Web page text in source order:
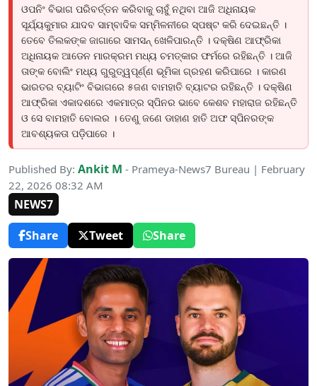
ଓପନିଂ ବିଭାଗ ପରିବର୍ତ୍ତନ କରିବାକୁ ଚାହୁଁ ନଥିବା ଆଜି ଅଧିନାୟକ
ସୂର୍ଯ୍ୟକୁମାର ଯାଦବ ସାମ୍ବାଦିକ ସମ୍ମିଳନୀରେ ସ୍ପଷ୍ଟ କରି ଦେଇଛନ୍ତି ।
ତେବେ ତିଲକଙ୍କ ଜାଗାରେ ସାମସନ୍ ଖେଳିପାରନ୍ତି । ଦକ୍ଷିଣ ଆଫ୍ରିକା
ଅଧିନାୟକ ଆଡେନ ମାରକ୍ରମ ମଧ୍ୟ ଚମତ୍କାର ଫର୍ମରେ ରହିଛନ୍ତି । ଆଜି
ତାଙ୍କ ବୋଲିଂ ମଧ୍ୟ ଗୁରୁତ୍ୱପୂର୍ଣ୍ଣ ଭୂମିକା ଗ୍ରହଣ କରିପାରେ । କାରଣ
ଭାରତର ବ୍ୟାଟିଂ ବିଭାଗରେ ୫ଜଣ ବାମହାତି ବ୍ୟାଟର ରହିଛନ୍ତି । ଦକ୍ଷିଣ
ଆଫ୍ରିକା ଏକାଦଶରେ ଏକମାତ୍ର ସ୍ପିନର ଭାବେ କେଶବ ମହାରାଜ ରହିଛନ୍ତି
ଓ ସେ ବାମହାତି ବୋଲର । ତେଣୁ ଜଣେ ଡାହାଣ ହାତି ଅଫ ସ୍ପିନରଙ୍କ
ଆବଶ୍ୟକତା ପଡ଼ିପାରେ ।
Published By: Ankit M - Prameya-News7 Bureau | February
22, 2026 08:32 AM
NEWS7
Share
Tweet Share